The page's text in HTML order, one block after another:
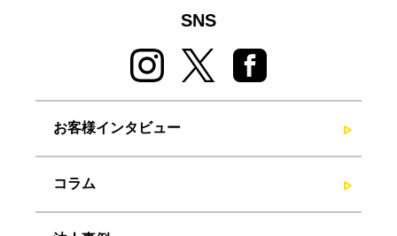
SNS
お客様インタビュー
コラム